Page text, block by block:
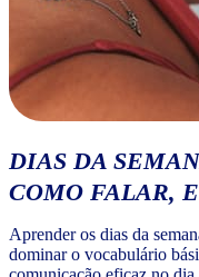
DIAS DA
COMO FALAR,
Aprender os dias da
dominar o vocabulário